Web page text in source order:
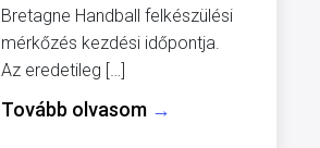
Bretagne Handball felkészülési
mérkőzés kezdési időpontja.
Az eredetileg […]
Tovább olvasom →